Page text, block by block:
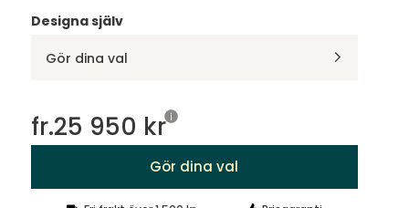
Designa själv
Gör dina val
fr.25 950 kr
Gör dina val